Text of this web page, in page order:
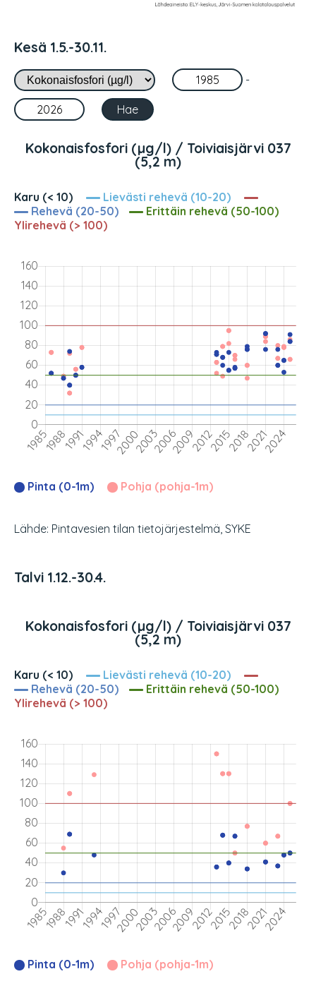
Kesä 1.5.-30.11.
-
Kokonaisfosfori (µg/l) / Toiviaisjärvi 037
(5,2 m)
Karu (< 10)
Lievästi rehevä (10-20)
Rehevä (20-50)
Erittäin rehevä (50-100)
Ylirehevä (> 100)
Pinta (0-1m) Pohja (pohja-1m)
Lähde: Pintavesien tilan tietojärjestelmä, SYKE
Talvi 1.12.-30.4.
Kokonaisfosfori (µg/l) / Toiviaisjärvi 037
(5,2 m)
Karu (< 10)
Lievästi rehevä (10-20)
Rehevä (20-50)
Erittäin rehevä (50-100)
Ylirehevä (> 100)
Pinta (0-1m) Pohja (pohja-1m)